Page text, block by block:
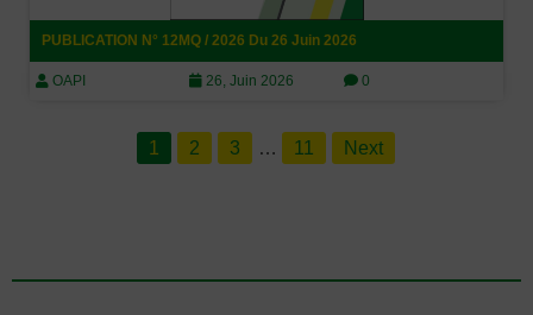
PUBLICATION N° 12MQ / 2026 Du 26 Juin 2026
OAPI 26, Juin 2026 0
1 2 3 … 11 Next